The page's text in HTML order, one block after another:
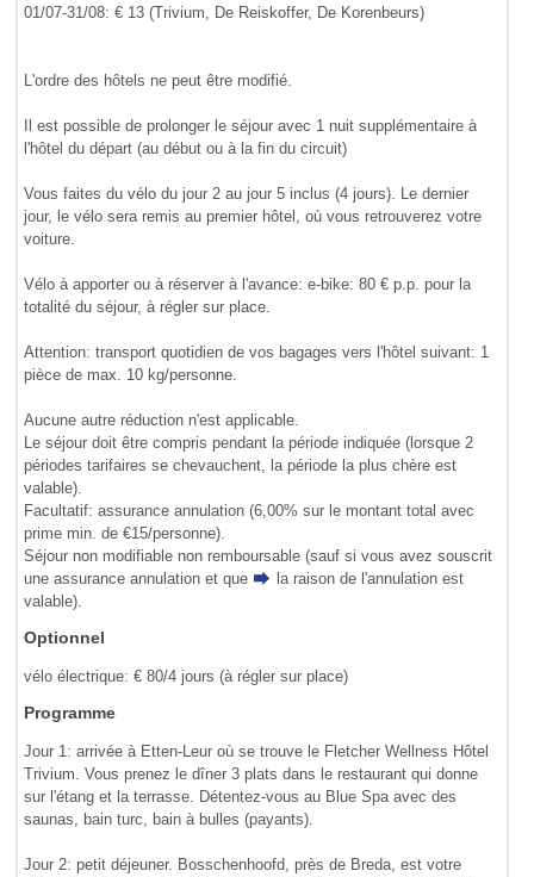
01/07-31/08: € 13 (Trivium, De Reiskoffer, De Korenbeurs)
L'ordre des hôtels ne peut être modifié.
Il est possible de prolonger le séjour avec 1 nuit supplémentaire à
l'hôtel du départ (au début ou à la fin du circuit)
Vous faites du vélo du jour 2 au jour 5 inclus (4 jours). Le dernier
jour, le vélo sera remis au premier hôtel, où vous retrouverez votre
voiture.
Vélo à apporter ou à réserver à l'avance: e-bike: 80 € p.p. pour la
totalité du séjour, à régler sur place.
Attention: transport quotidien de vos bagages vers l'hôtel suivant: 1
pièce de max. 10 kg/personne.
Aucune autre réduction n'est applicable.
Le séjour doit être compris pendant la période indiquée (lorsque 2
périodes tarifaires se chevauchent, la période la plus chère est
valable).
Facultatif: assurance annulation (6,00% sur le montant total avec
prime min. de €15/personne).
Séjour non modifiable non remboursable (sauf si vous avez souscrit
une assurance annulation et que
la raison de l'annulation est
valable).
Optionnel
vélo électrique: € 80/4 jours (à régler sur place)
Programme
Jour 1: arrivée à Etten-Leur où se trouve le Fletcher Wellness Hôtel
Trivium. Vous prenez le dîner 3 plats dans le restaurant qui donne
sur l'étang et la terrasse. Détentez-vous au Blue Spa avec des
saunas, bain turc, bain à bulles (payants).
Jour 2: petit déjeuner. Bosschenhoofd, près de Breda, est votre